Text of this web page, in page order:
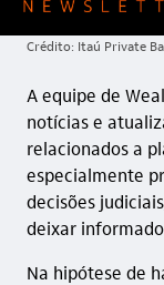
Crédito: Itaú Private
A equipe de
notícias e
relacionados a
especialmente
decisões
deixar
Na hipótese de